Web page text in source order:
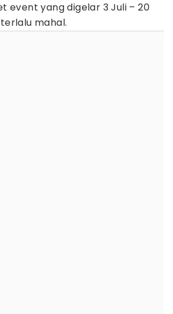
event yang digelar 3 Juli – 20
mahal.